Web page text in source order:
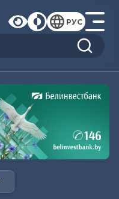
РУС